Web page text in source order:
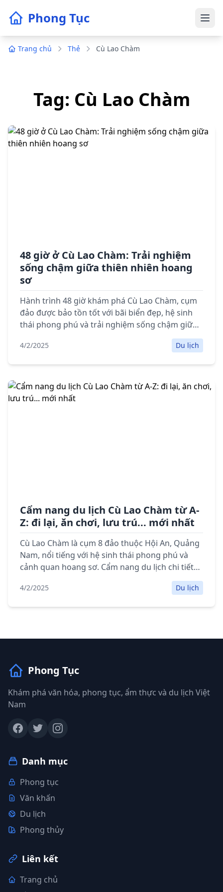
Phong Tục
Trang chủ Thẻ Cù Lao Chàm
Tag: Cù Lao Chàm
48 giờ ở Cù Lao Chàm: Trải nghiệm
sống chậm giữa thiên nhiên hoang
sơ
Hành trình 48 giờ khám phá Cù Lao Chàm, cụm
đảo được bảo tồn tốt với bãi biển đẹp, hệ sinh
thái phong phú và trải nghiệm sống chậm giữa
4/2/2025 Du lịch
Cẩm nang du lịch Cù Lao Chàm từ A-
Z: đi lại, ăn chơi, lưu trú... mới nhất
Cù Lao Chàm là cụm 8 đảo thuộc Hội An, Quảng
Nam, nổi tiếng với hệ sinh thái phong phú và
cảnh quan hoang sơ. Cẩm nang du lịch chi tiết
với thông tin di chuyển, lưu trú, điểm tham
quan, ẩm thực và lưu ý khi du lịch Cù Lao Chàm.
4/2/2025 Du lịch
Phong Tục
Khám phá văn hóa, phong tục, ẩm thực và du lịch Việt
Nam
Danh mục
Phong tục
Văn khấn
Du lịch
Phong thủy
Liên kết
Trang chủ